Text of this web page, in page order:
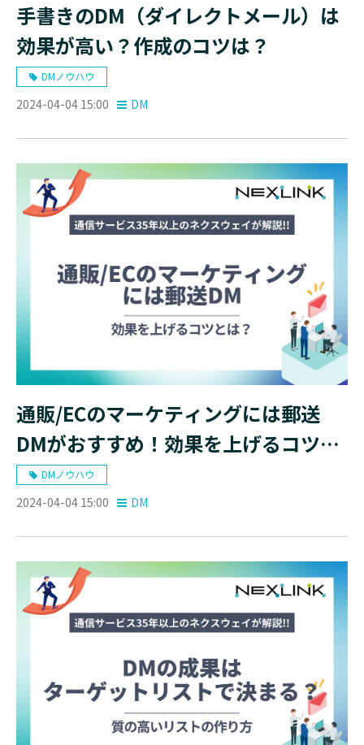
手書きのDM（ダイレクトメール）は
効果が高い？作成のコツは？
DMノウハウ
2024-04-04 15:00 DM
通販/ECのマーケティングには郵送
DMがおすすめ！効果を上げるコツと
は？DMノウハウ
2024-04-04 15:00 DM